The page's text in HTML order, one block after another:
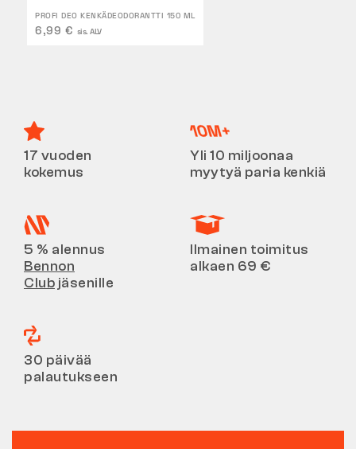
PROFI DEO KENKÄDEODORANTTI 150 ML
6,99 € sis. ALV
17 vuoden
kokemus
Yli 10 miljoonaa
myytyä paria kenkiä
5 % alennus
Bennon
Club jäsenille
Ilmainen toimitus
alkaen 69 €
30 päivää
palautukseen